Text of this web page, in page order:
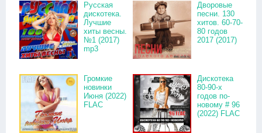
Русская
дискотека.
Лучшие
хиты весны.
№1 (2017)
mp3
Дворовые
песни. 130
хитов. 60-70-
80 годов
2017 (2017)
Громкие
новинки
Июня (2022)
FLAC
Дискотека
80-90-х
годов по-
новому # 96
(2022) FLAC